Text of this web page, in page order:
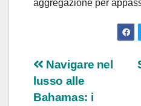
aggregazione per
articoli
Navigare nel
lusso alle
Bahamas: i